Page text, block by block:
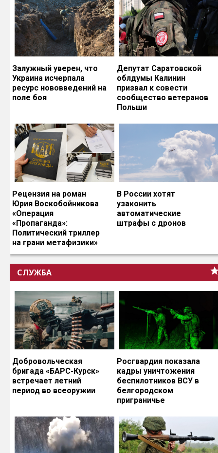
Залужный уверен, что
Украина исчерпала
ресурс нововведений на
поле боя
Депутат Саратовской
облдумы Калинин
призвал к совести
сообщество ветеранов
Польши
Рецензия на роман
Юрия Воскобойникова
«Операция
«Пропаганда»:
Политический триллер
на грани метафизики»
В России хотят
узаконить
автоматические
штрафы с дронов
СЛУЖБА
Добровольческая
бригада «БАРС-Курск»
встречает летний
период во всеоружии
Росгвардия показала
кадры уничтожения
беспилотников ВСУ в
белгородском
приграничье